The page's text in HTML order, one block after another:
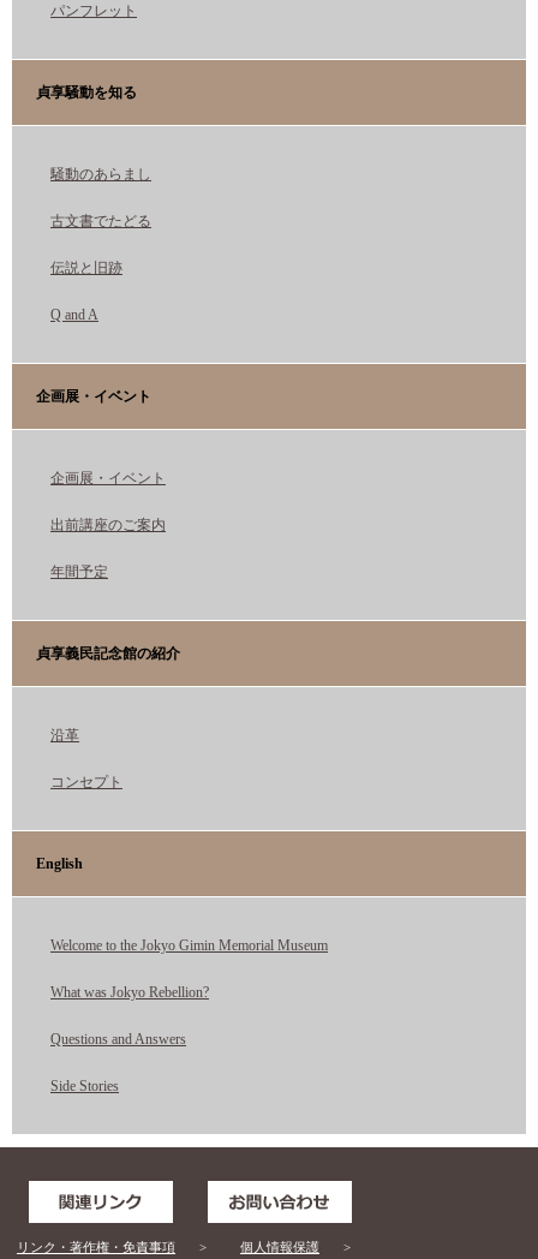
パンフレット
貞享騒動を知る
騒動のあらまし
古文書でたどる
伝説と旧跡
Q and A
企画展・イベント
企画展・イベント
出前講座のご案内
年間予定
貞享義民記念館の紹介
沿革
コンセプト
English
Welcome to the Jokyo Gimin Memorial Museum
What was Jokyo Rebellion?
Questions and Answers
Side Stories
リンク・著作権・免責事項 個人情報保護